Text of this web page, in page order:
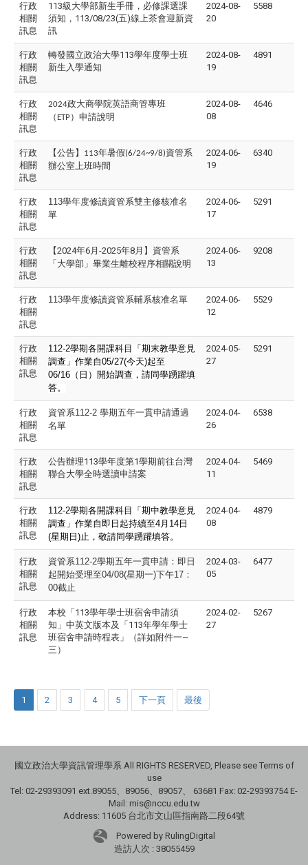
行政
相關
訊息
113級大學部新生手冊，必修課選課
須知，113/08/23(五)線上茶會迎新資
訊
2024-08-
20
5588
行政
相關
訊息
轉發國立政治大學113學年度學士班
新生入學通知
2024-08-
19
4891
行政
相關
訊息
2024政大商學院英語商管專班
（ ETP）申請說明
2024-08-
08
4646
行政
相關
訊息
【公告】 113年暑假(6/24~9/8)資管系
辦公室上班時間
2024-06-
19
6340
行政
相關
訊息
113學年度修讀資管系雙主修核准名
單
2024-06-
17
5291
行政
相關
訊息
【2024年6月-2025年8月】 資管系
「大學部」畢業生離校程序相關說明
2024-06-
13
9208
行政
相關
訊息
113學年度修讀資管系輔系核准名單
2024-06-
12
5529
行政
相關
訊息
112-2學期各開課科目「期末教學意見
調查」作業自05/27(今天)起至
06/16（日）開始調查，請同學踴躍填
答。
2024-05-
27
5291
行政
相關
訊息
資管系112-2 學期五年一貫申請通過
名單
2024-04-
26
6538
行政
相關
訊息
公告辦理113學年度第1學期前往台灣
聯合大學全時選讀申請案
2024-04-
11
5469
行政
相關
訊息
112-2學期各開課科目「期中教學意見
調查」作業自即日起持續至4月14日
(星期日)止，敬請同學踴躍填答。
2024-04-
08
4879
行政
相關
訊息
資管系112-2學期五年一貫申請：即日
起開始受理至04/08(星期一)下午17：
00截止
2024-03-
05
6477
行政
相關
訊息
本校「113學年學士班宿舍申請須
知」中英文版本及「113年學年學士
班宿舍申請時程表」（詳如附件一~
三）
2024-02-
27
5267
1 2 3 4 5 下一頁 最後
國立政治大學資訊管理學系 All RIGHTS RESERVED, Please see Terms of
use
Tel: 02-29393091 ext.89055、89056、89057、
63681 Fax: 02-29393754 E-
Mail: mis@nccu.edu.tw
Address: 11605 台北市文山區指南路二段64號
Powered by RulingDigital
造訪人次 : 38055459